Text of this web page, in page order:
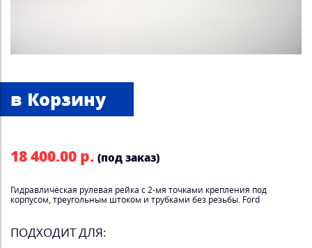
18 400.00 р. (под заказ)
Гидравлическая рулевая рейка с 2-мя точками крепления под
корпусом, треугольным штоком и трубками без резьбы. Ford
ПОДХОДИТ ДЛЯ: